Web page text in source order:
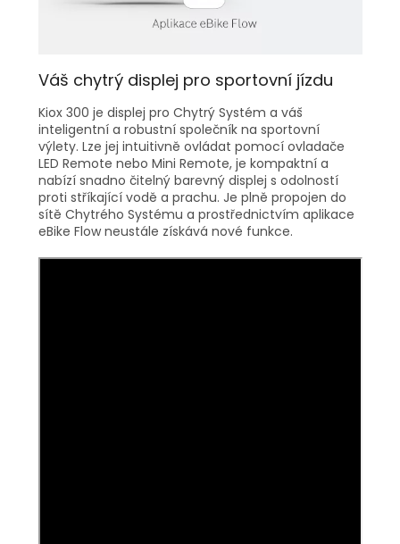
Váš chytrý displej pro sportovní jízdu
Kiox 300 je displej pro Chytrý Systém a váš
inteligentní a robustní společník na sportovní
výlety. Lze jej intuitivně ovládat pomocí ovladače
LED Remote nebo Mini Remote, je kompaktní a
nabízí snadno čitelný barevný displej s odolností
proti stříkající vodě a prachu. Je plně propojen do
sítě Chytrého Systému a prostřednictvím aplikace
eBike Flow neustále získává nové funkce.